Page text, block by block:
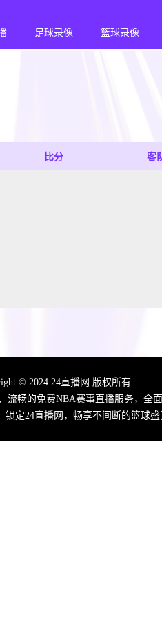
足球录像 篮球录像
比分 客
© 2024 24直播网 版权所有
流畅的免费NBA赛事直播服务，
定24直播网，畅享不间断的篮球盛